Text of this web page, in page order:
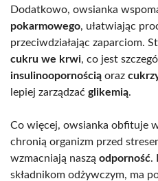
Dodatkowo, owsianka
pokarmowego, ułatwiając
przeciwdziałając zaparciom.
cukru we krwi, co jest
insulinoopornością oraz
lepiej zarządzać glikemią.
Co więcej, owsianka obfituje
chronią organizm przed
wzmacniają naszą odporność.
składnikom odżywczym, ma